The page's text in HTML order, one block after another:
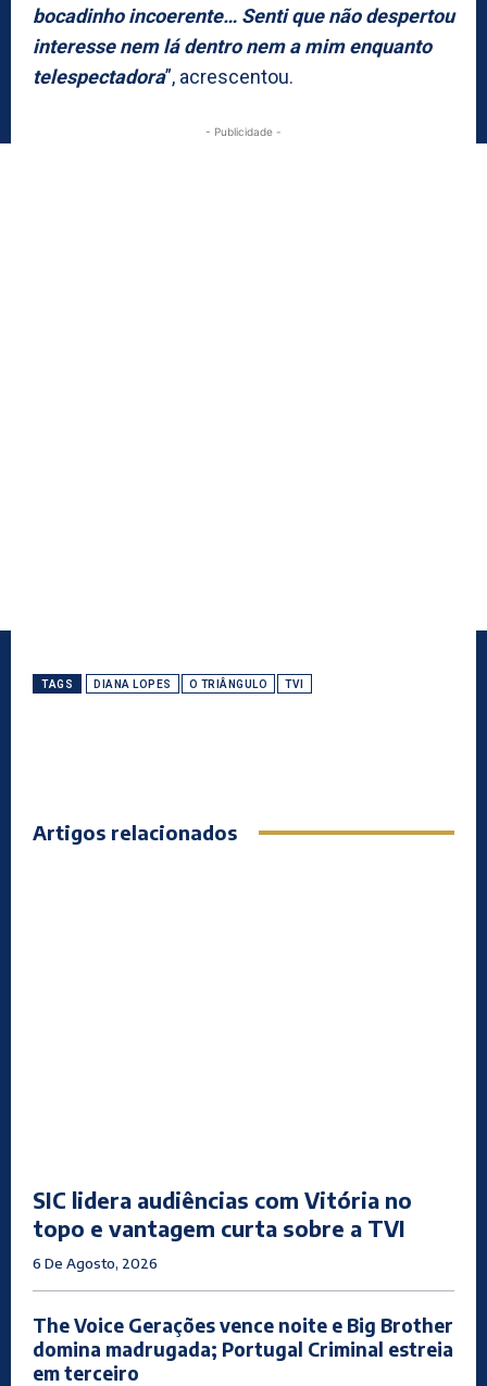
bocadinho incoerente… Senti que não despertou
interesse nem lá dentro nem a mim enquanto
telespectadora”, acrescentou.
- Publicidade -
TAGS DIANA LOPES O TRIÂNGULO TVI
Artigos relacionados
SIC lidera audiências com Vitória no
topo e vantagem curta sobre a TVI
6 De Agosto, 2026
The Voice Gerações vence noite e Big Brother
domina madrugada; Portugal Criminal estreia
em terceiro